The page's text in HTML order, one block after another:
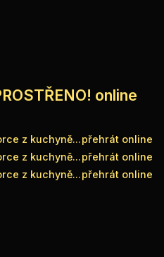
online
z kuchyně...přehrát online
z kuchyně...přehrát online
z kuchyně...přehrát online